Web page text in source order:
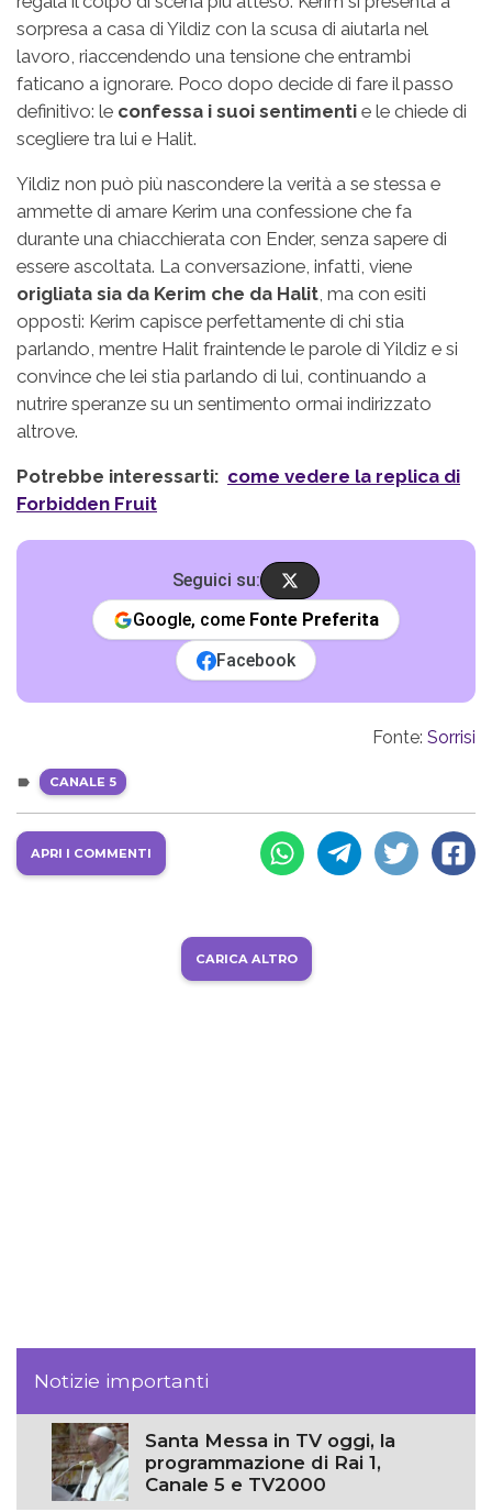
sorpresa a casa di Yildiz con la scusa di aiutarla nel
lavoro, riaccendendo una tensione che entrambi
faticano a ignorare. Poco dopo decide di fare il passo
definitivo: le confessa i suoi sentimenti e le chiede di
scegliere tra lui e Halit.
Yildiz non può più nascondere la verità a se stessa e
ammette di amare Kerim una confessione che fa
durante una chiacchierata con Ender, senza sapere di
essere ascoltata. La conversazione, infatti, viene
origliata sia da Kerim che da Halit, ma con esiti
opposti: Kerim capisce perfettamente di chi stia
parlando, mentre Halit fraintende le parole di Yildiz e si
convince che lei stia parlando di lui, continuando a
nutrire speranze su un sentimento ormai indirizzato
altrove.
Potrebbe interessarti: come vedere la replica di
Forbidden Fruit
Seguici su:
Google, come Fonte Preferita
Facebook
Fonte: Sorrisi
CANALE 5
APRI I COMMENTI
CARICA ALTRO
Notizie importanti
Santa Messa in TV oggi, la
programmazione di Rai 1,
Canale 5 e TV2000